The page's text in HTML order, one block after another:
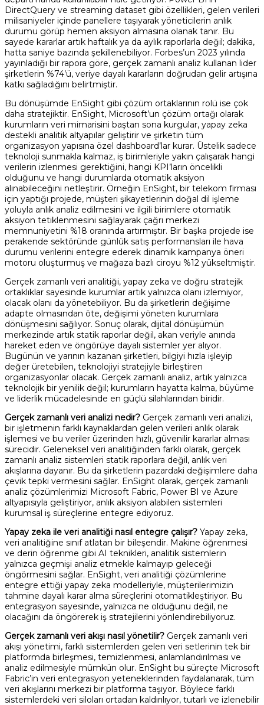
DirectQuery ve streaming dataset gibi özellikleri, gelen verileri
milisaniyeler içinde panellere taşıyarak yöneticilerin anlık
durumu görüp hemen aksiyon almasına olanak tanır. Bu
sayede kararlar artık haftalık ya da aylık raporlarla değil; dakika,
hatta saniye bazında şekillenebiliyor. Forbes’un 2023 yılında
yayınladığı bir rapora göre, gerçek zamanlı analiz kullanan lider
şirketlerin %74’ü, veriye dayalı kararların doğrudan gelir artışına
katkı sağladığını belirtmiştir.
Bu dönüşümde EnSight gibi çözüm ortaklarının rolü ise çok
daha stratejiktir. EnSight, Microsoft’un çözüm ortağı olarak
kurumların veri mimarisini baştan sona kurgular, yapay zeka
destekli analitik altyapılar geliştirir ve şirketin tüm
organizasyon yapısına özel dashboard’lar kurar. Üstelik sadece
teknoloji sunmakla kalmaz, iş birimleriyle yakın çalışarak hangi
verilerin izlenmesi gerektiğini, hangi KPI’ların öncelikli
olduğunu ve hangi durumlarda otomatik aksiyon
alınabileceğini netleştirir. Örneğin EnSight, bir telekom firması
için yaptığı projede, müşteri şikayetlerinin doğal dil işleme
yoluyla anlık analiz edilmesini ve ilgili birimlere otomatik
aksiyon tetiklenmesini sağlayarak çağrı merkezi
memnuniyetini %18 oranında artırmıştır. Bir başka projede ise
perakende sektöründe günlük satış performansları ile hava
durumu verilerini entegre ederek dinamik kampanya öneri
motoru oluşturmuş ve mağaza bazlı ciroyu %12 yükseltmiştir.
Gerçek zamanlı veri analitiği, yapay zeka ve doğru stratejik
ortaklıklar sayesinde kurumlar artık yalnızca olanı izlemiyor,
olacak olanı da yönetebiliyor. Bu da şirketlerin değişime
adapte olmasından öte, değişimi yöneten kurumlara
dönüşmesini sağlıyor. Sonuç olarak, dijital dönüşümün
merkezinde artık statik raporlar değil, akan veriyle anında
hareket eden ve öngörüye dayalı sistemler yer alıyor.
Bugünün ve yarının kazanan şirketleri, bilgiyi hızla işleyip
değer üretebilen, teknolojiyi stratejiyle birleştiren
organizasyonlar olacak. Gerçek zamanlı analiz, artık yalnızca
teknolojik bir yenilik değil; kurumların hayatta kalma, büyüme
ve liderlik mücadelesinde en güçlü silahlarından biridir.
Gerçek zamanlı veri analizi nedir? Gerçek zamanlı veri analizi,
bir işletmenin farklı kaynaklardan gelen verileri anlık olarak
işlemesi ve bu veriler üzerinden hızlı, güvenilir kararlar alması
sürecidir. Geleneksel veri analitiğinden farklı olarak, gerçek
zamanlı analiz sistemleri statik raporlara değil, anlık veri
akışlarına dayanır. Bu da şirketlerin pazardaki değişimlere daha
çevik tepki vermesini sağlar. EnSight olarak, gerçek zamanlı
analiz çözümlerimizi Microsoft Fabric, Power BI ve Azure
altyapısıyla geliştiriyor, anlık aksiyon alabilen sistemleri
kurumsal iş süreçlerine entegre ediyoruz.
Yapay zeka ile veri analitiği nasıl entegre çalışır? Yapay zeka,
veri analitiğine sınıf atlatan bir bileşendir. Makine öğrenmesi
ve derin öğrenme gibi AI teknikleri, analitik sistemlerin
yalnızca geçmişi analiz etmekle kalmayıp geleceği
öngörmesini sağlar. EnSight, veri analitiği çözümlerine
entegre ettiği yapay zeka modelleriyle, müşterilerimizin
tahmine dayalı karar alma süreçlerini otomatikleştiriyor. Bu
entegrasyon sayesinde, yalnızca ne olduğunu değil, ne
olacağını da öngörerek iş stratejilerini yönlendirebiliyoruz.
Gerçek zamanlı veri akışı nasıl yönetilir? Gerçek zamanlı veri
akışı yönetimi, farklı sistemlerden gelen veri setlerinin tek bir
platformda birleşmesi, temizlenmesi, anlamlandırılması ve
analiz edilmesiyle mümkün olur. EnSight bu süreçte Microsoft
Fabric’in veri entegrasyon yeteneklerinden faydalanarak, tüm
veri akışlarını merkezi bir platforma taşıyor. Böylece farklı
sistemlerdeki veri siloları ortadan kaldırılıyor, tutarlı ve izlenebilir